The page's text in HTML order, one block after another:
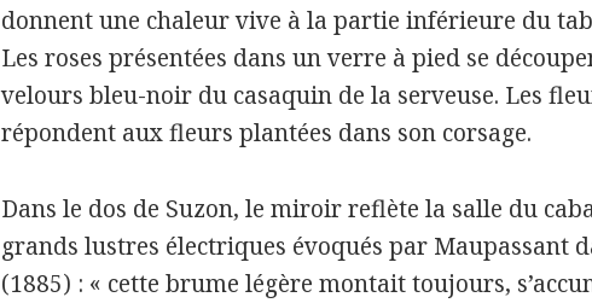
donnent une chaleur vive à la partie inférieure du
Les roses présentées dans un verre à pied se
velours bleu-noir du casaquin de la serveuse. Les
répondent aux fleurs plantées dans son corsage.
Dans le dos de Suzon, le miroir reflète la salle du
grands lustres électriques évoqués par Maupassant
(1885) : « cette brume légère montait toujours,